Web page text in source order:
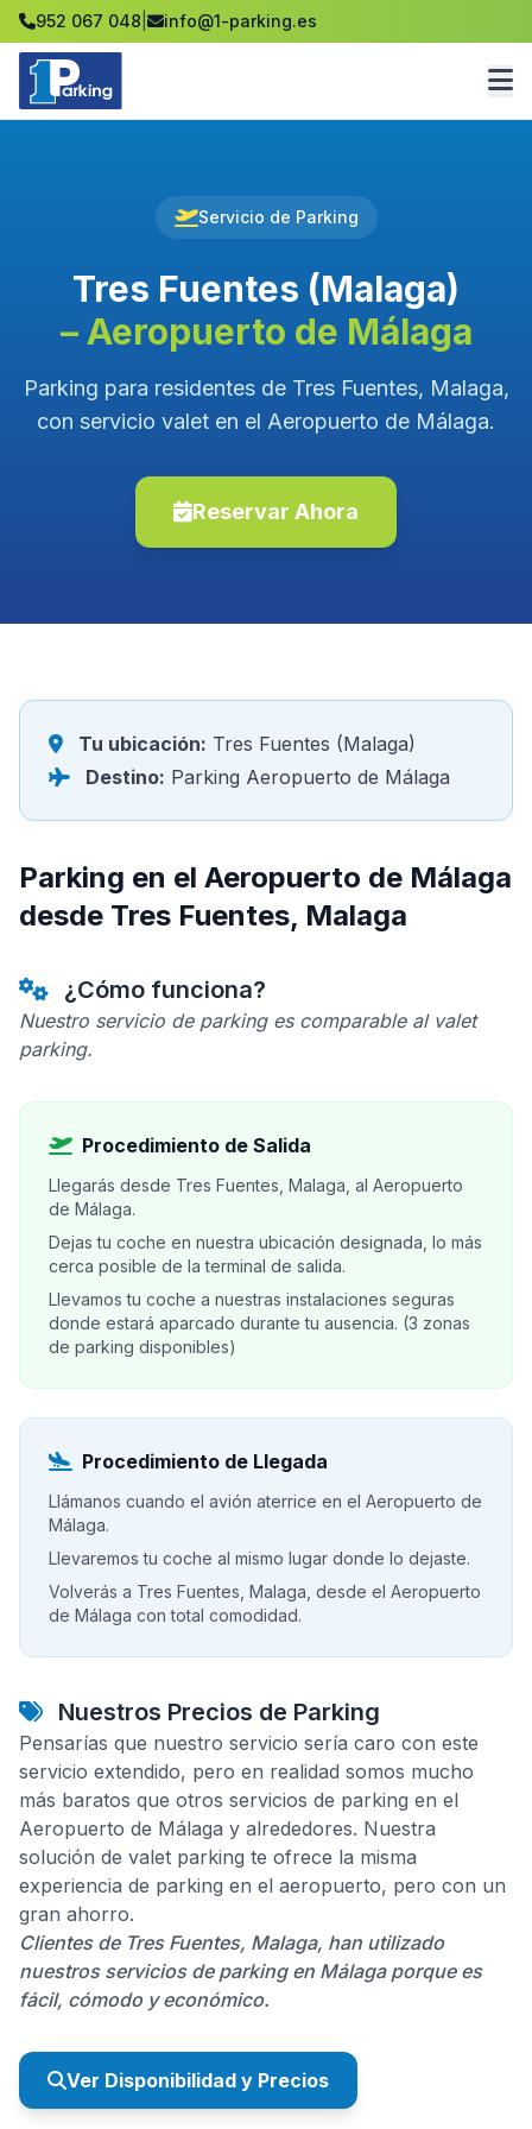
952 067 048 info@1-parking.es
Servicio de Parking
Tres Fuentes (Malaga)
– Aeropuerto de Málaga
Parking para residentes de Tres Fuentes, Malaga,
con servicio valet en el Aeropuerto de Málaga.
Reservar Ahora
Tu ubicación: Tres Fuentes (Malaga)
Destino: Parking Aeropuerto de Málaga
Parking en el Aeropuerto de Málaga
desde Tres Fuentes, Malaga
¿Cómo funciona?
Nuestro servicio de parking es comparable al valet
parking.
Procedimiento de Salida
Llegarás desde Tres Fuentes, Malaga, al Aeropuerto
de Málaga.
Dejas tu coche en nuestra ubicación designada, lo más
cerca posible de la terminal de salida.
Llevamos tu coche a nuestras instalaciones seguras
donde estará aparcado durante tu ausencia. (3 zonas
de parking disponibles)
Procedimiento de Llegada
Llámanos cuando el avión aterrice en el Aeropuerto de
Málaga.
Llevaremos tu coche al mismo lugar donde lo dejaste.
Volverás a Tres Fuentes, Malaga, desde el Aeropuerto
de Málaga con total comodidad.
Nuestros Precios de Parking
Pensarías que nuestro servicio sería caro con este
servicio extendido, pero en realidad somos mucho
más baratos que otros servicios de parking en el
Aeropuerto de Málaga y alrededores. Nuestra
solución de valet parking te ofrece la misma
experiencia de parking en el aeropuerto, pero con un
gran ahorro.
Clientes de Tres Fuentes, Malaga, han utilizado
nuestros servicios de parking en Málaga porque es
fácil, cómodo y económico.
Ver Disponibilidad y Precios